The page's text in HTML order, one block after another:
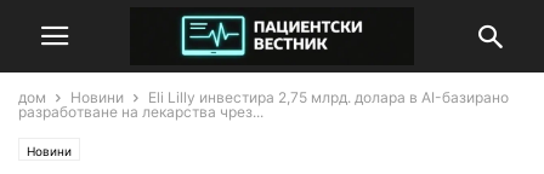
дом Новини
Eli Lilly инвестира 2,75 млрд. долара в AI-базирано
разработване на лекарства чрез...
Новини